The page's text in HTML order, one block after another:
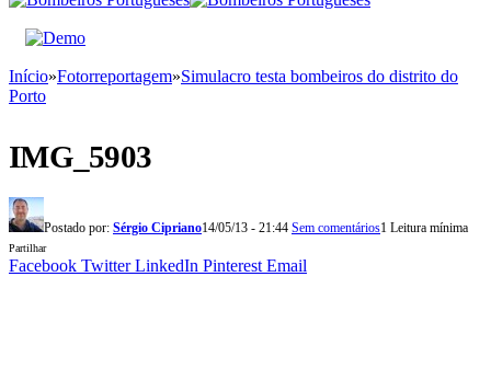
Início»Fotorreportagem»Simulacro testa bombeiros do distrito do
Porto
IMG_5903
Postado por: Sérgio Cipriano14/05/13 - 21:44 Sem comentários1 Leitura mínima
Partilhar
Facebook Twitter LinkedIn Pinterest Email